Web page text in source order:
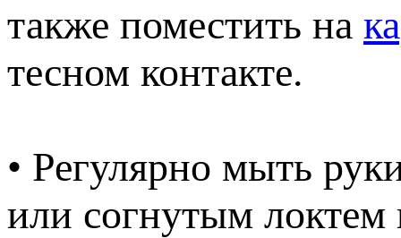
также поместить на
тесном контакте.
• Регулярно мыть
или согнутым